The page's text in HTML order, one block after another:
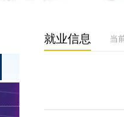
就业信息 当